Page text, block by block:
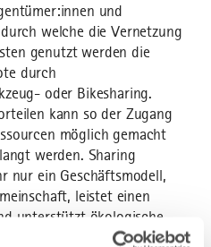
und
welche die Vernetzung
genutzt werden die
durch
oder Bikesharing.
kann so der Zugang
möglich gemacht
werden. Sharing
nur ein Geschäftsmodell,
leistet einen
unterstützt ökologische,
Sharing Economy